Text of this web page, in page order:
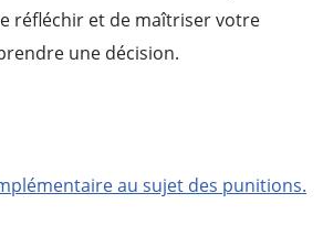
réfléchir et de maîtriser votre
une décision.
au sujet des punitions.